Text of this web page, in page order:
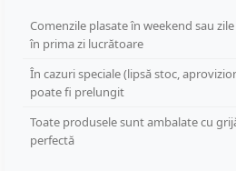
Comenzile plasate în weekend sau
în prima zi lucrătoare
În cazuri speciale (lipsă stoc,
poate fi prelungit
Toate produsele sunt ambalate cu
perfectă